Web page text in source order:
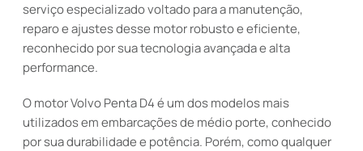
serviço especializado voltado para a manutenção,
reparo e ajustes desse motor robusto e eficiente,
reconhecido por sua tecnologia avançada e alta
performance.
O motor Volvo Penta D4 é um dos modelos mais
utilizados em embarcações de médio porte, conhecido
por sua durabilidade e potência. Porém, como qualquer